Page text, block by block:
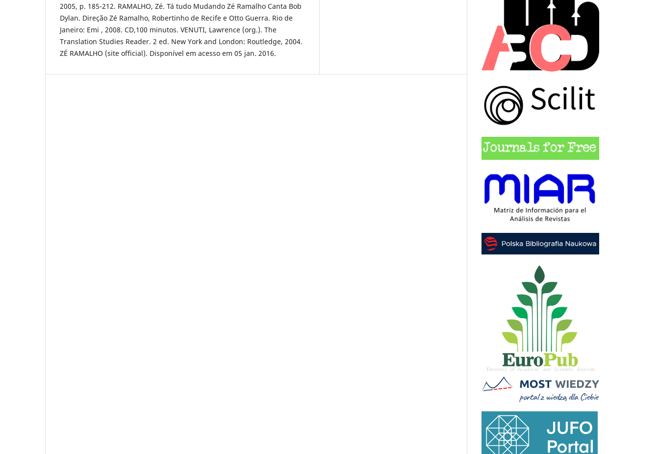
2005, p. 185-212. RAMALHO, Zé. Tá tudo Mudando Zé Ramalho Canta Bob
Dylan. Direção Zé Ramalho, Robertinho de Recife e Otto Guerra. Rio de
Janeiro: Emi , 2008. CD,100 minutos. VENUTI, Lawrence (org.). The
Translation Studies Reader. 2 ed. New York and London: Routledge, 2004.
ZÉ RAMALHO (site official). Disponível em acesso em 05 jan. 2016.